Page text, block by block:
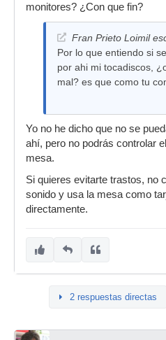
monitores? ¿Con que fin?
Fran Prieto Loimil
Por lo que entiendo si
por ahi mi tocadiscos,
mal? es que como tu
Yo no he dicho que no se
ahí, pero no podrás controlar
mesa.
Si quieres evitarte trastos, no
sonido y usa la mesa como
directamente.
2 respuestas directas